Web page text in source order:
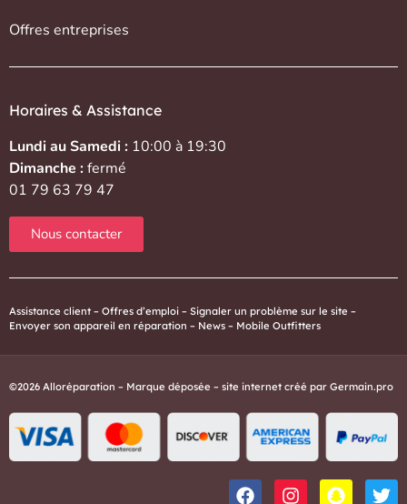
Offres entreprises
Horaires & Assistance
Lundi au Samedi : 10:00 à 19:30
Dimanche :fermé
01 79 63 79 47
Nous contacter
Assistance client – Offres d’emploi – Signaler un problème sur le site –
Envoyer son appareil en réparation – News – Mobile Outfitters
©2026 Alloréparation – Marque déposée – site internet créé par Germain.pro